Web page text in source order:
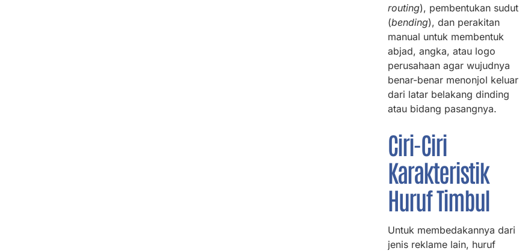
routing), pembentukan sudut
(bending), dan perakitan
manual untuk membentuk
abjad, angka, atau logo
perusahaan agar wujudnya
benar-benar menonjol keluar
dari latar belakang dinding
atau bidang pasangnya.
Ciri-Ciri
Karakteristik
Huruf Timbul
Untuk membedakannya dari
jenis reklame lain, huruf